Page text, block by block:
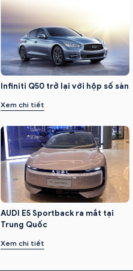
Infiniti Q50 trở lại với hộp số sàn
Xem chi tiết
AUDI E5 Sportback ra mắt tại
Trung Quốc
Xem chi tiết